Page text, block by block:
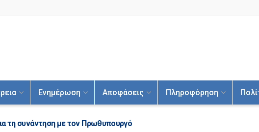
Ενημέρωση Αποφάσεις Πληροφόρηση
τη συνάντηση με τον Πρωθυπουργό